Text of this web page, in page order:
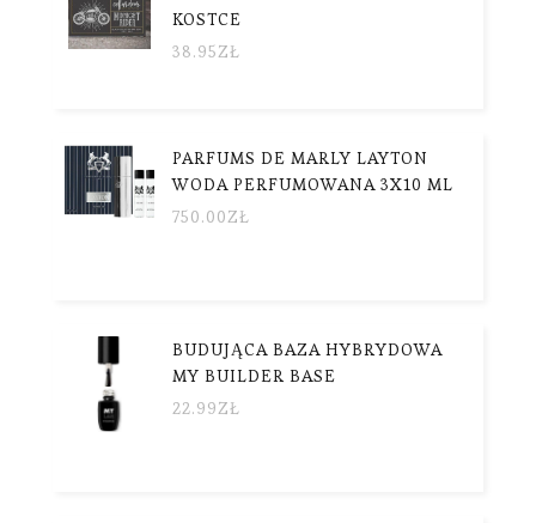
KOSTCE
38.95ZŁ
PARFUMS DE MARLY LAYTON
WODA PERFUMOWANA 3X10 ML
750.00ZŁ
BUDUJĄCA BAZA HYBRYDOWA
MY BUILDER BASE
22.99ZŁ